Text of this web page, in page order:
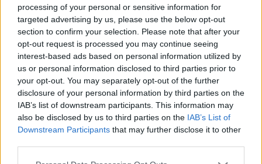
processing of your personal or sensitive information for
targeted advertising by us, please use the below opt-out
section to confirm your selection. Please note that after your
opt-out request is processed you may continue seeing
interest-based ads based on personal information utilized by
us or personal information disclosed to third parties prior to
your opt-out. You may separately opt-out of the further
disclosure of your personal information by third parties on the
IAB’s list of downstream participants. This information may
also be disclosed by us to third parties on the IAB’s List of
Downstream Participants that may further disclose it to other
Please note that this website/app uses one or more Google